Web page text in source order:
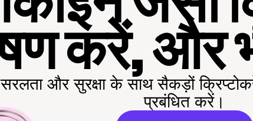
करें, और
सरलता और सुरक्षा के साथ सैकड़ों
प्रबंधित करें।